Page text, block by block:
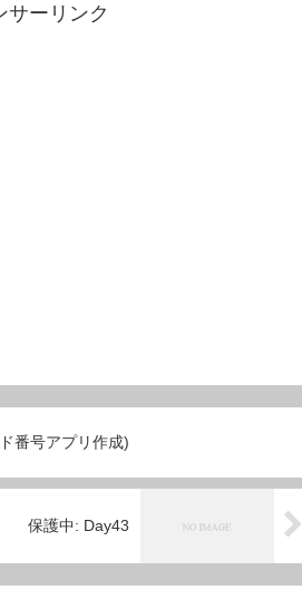
サーリンク
番号アプリ作成)
保護中: Day43